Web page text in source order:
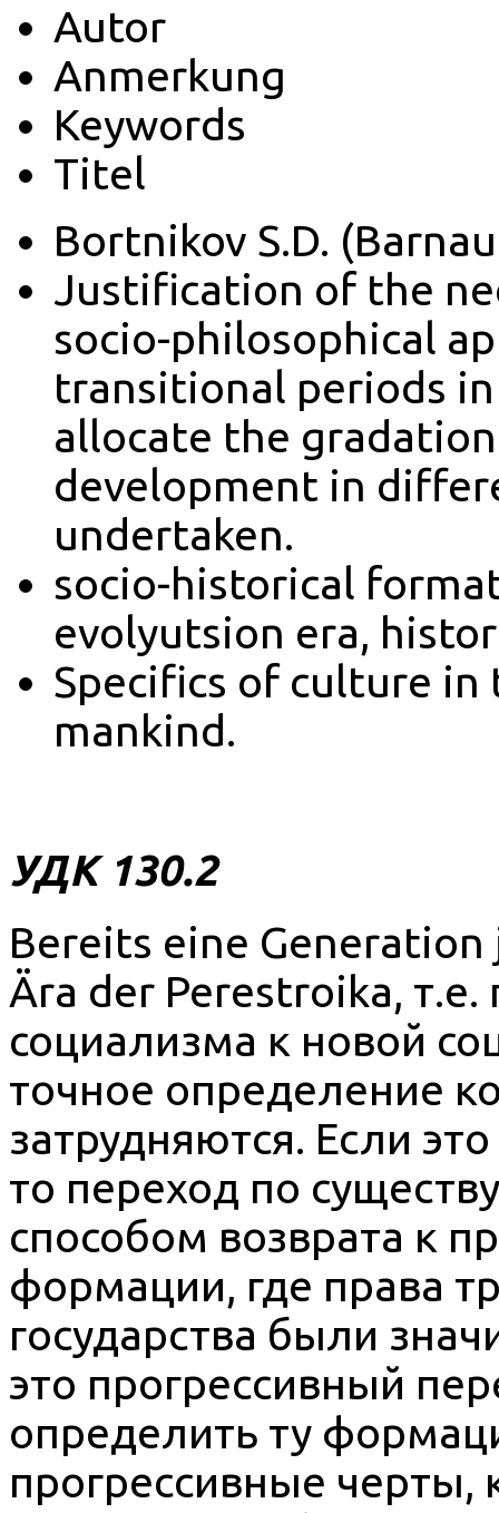
Autor
Anmerkung
Keywords
Titel
Bortnikov S.D.
Justification of the
socio-philosophical
transitional periods
allocate the
development in
undertaken.
socio-historical
evolyutsion era,
Specifics of culture
mankind.
УДК 130.2
Bereits eine
Ära der Perestroika,
социализма к новой
точное определение
затрудняются. Если
то переход по
способом возврата к
формации, где права
государства были
это прогрессивный
определить ту
прогрессивные